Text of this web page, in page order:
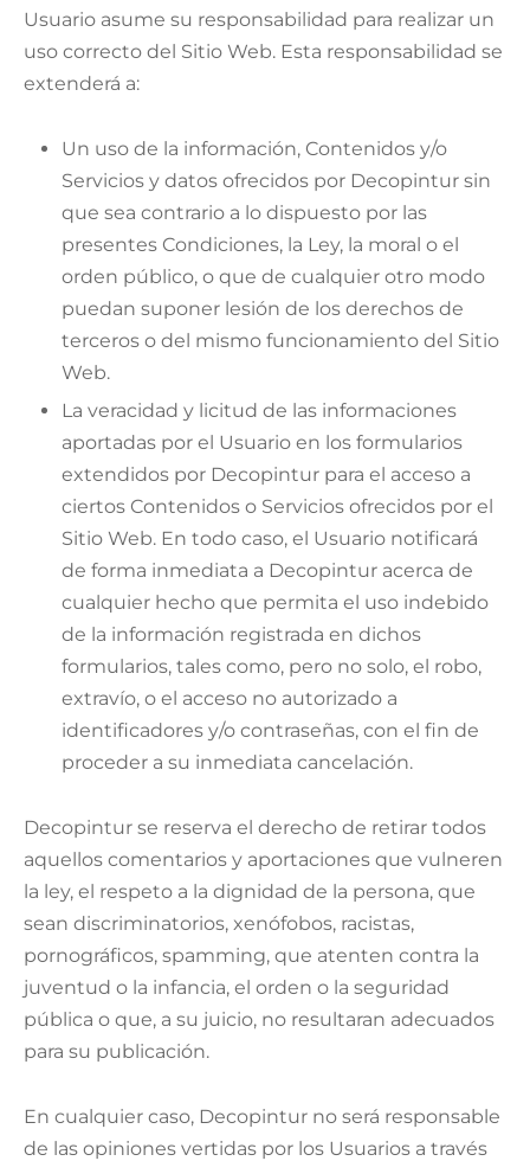
Usuario asume su responsabilidad para realizar un
uso correcto del Sitio Web. Esta responsabilidad se
extenderá a:
Un uso de la información, Contenidos y/o
Servicios y datos ofrecidos por Decopintur sin
que sea contrario a lo dispuesto por las
presentes Condiciones, la Ley, la moral o el
orden público, o que de cualquier otro modo
puedan suponer lesión de los derechos de
terceros o del mismo funcionamiento del Sitio
Web.
La veracidad y licitud de las informaciones
aportadas por el Usuario en los formularios
extendidos por Decopintur para el acceso a
ciertos Contenidos o Servicios ofrecidos por el
Sitio Web. En todo caso, el Usuario notificará
de forma inmediata a Decopintur acerca de
cualquier hecho que permita el uso indebido
de la información registrada en dichos
formularios, tales como, pero no solo, el robo,
extravío, o el acceso no autorizado a
identificadores y/o contraseñas, con el fin de
proceder a su inmediata cancelación.
Decopintur se reserva el derecho de retirar todos
aquellos comentarios y aportaciones que vulneren
la ley, el respeto a la dignidad de la persona, que
sean discriminatorios, xenófobos, racistas,
pornográficos, spamming, que atenten contra la
juventud o la infancia, el orden o la seguridad
pública o que, a su juicio, no resultaran adecuados
para su publicación.
En cualquier caso, Decopintur no será responsable
de las opiniones vertidas por los Usuarios a través